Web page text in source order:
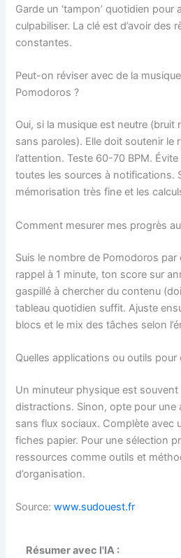
Garde un ‘tampon’ quotidien
culpabiliser. La clé est d’avoir des
constantes.
Peut-on réviser avec de la
Pomodoros ?
Oui, si la musique est neutre
sans paroles). Elle doit soutenir le
l’attention. Teste 60-70 BPM.
toutes les sources à notifications.
mémorisation très fine et les
Comment mesurer mes progrès
Suis le nombre de Pomodoros
rappel à 1 minute, ton score sur
gaspillé à chercher du contenu
tableau quotidien suffit. Ajuste
blocs et le mix des tâches selon
Quelles applications ou outils
Un minuteur physique est
distractions. Sinon, opte pour une
sans flux sociaux. Complète avec
fiches papier. Pour une sélection
ressources comme outils et
d’organisation.
Source:www.sudouest.fr
Résumer avec l'IA :